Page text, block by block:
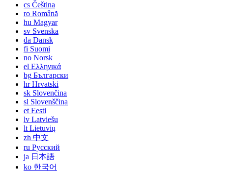
cs Čeština
ro Română
hu Magyar
sv Svenska
da Dansk
fi Suomi
no Norsk
el Ελληνικά
bg Български
hrHrvatski
sk Slovenčina
sl Slovenščina
et Eesti
lv Latviešu
lt Lietuvių
zh 中文
ru Русский
ja 日本語
ko 한국어